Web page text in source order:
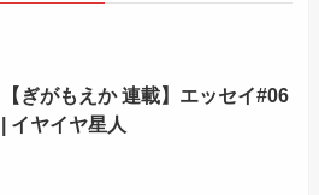
【ぎがもえか 連載】エッセイ#06
| イヤイヤ星人